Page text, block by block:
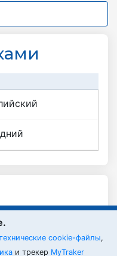
России и
cookie-файлы,
и трекер MyTraker